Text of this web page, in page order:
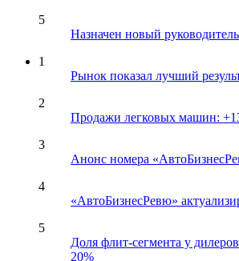
5
Назначен новый
1
Рынок показал лучший
2
Продажи легковых машин:
3
Анонс номера
4
«АвтоБизнесРевю»
5
Доля флит-сегмента у
20%